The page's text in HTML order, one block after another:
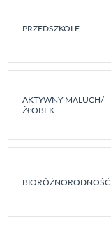
PRZEDSZKOLE
AKTYWNY MALUCH/
ŻŁOBEK
BIORÓŻNORODNOŚĆ